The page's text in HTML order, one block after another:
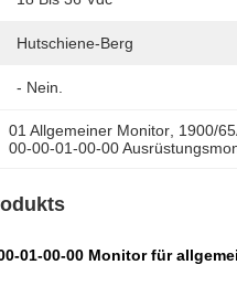
Hutschiene-Berg
- Nein.
01 Allgemeiner Monitor 1900/
00-00-01-00-00
01-00-00 Monitor für